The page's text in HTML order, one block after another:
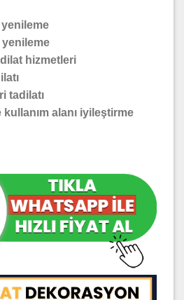
yenileme
yenileme
hizmetleri
tadilatı
alanı iyileştirme